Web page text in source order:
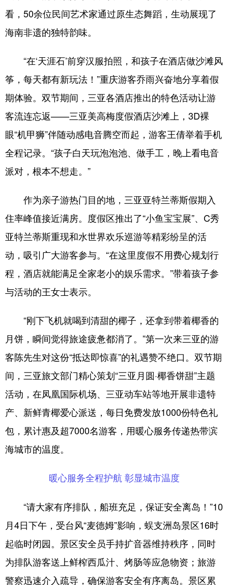
看，50余位民间艺术家通过原生态舞蹈，生动展现了
海南非遗的独特韵味。
“在‘天涯石’前穿汉服拍照，和孩子在酒店做沙滩风
筝，每天都有新玩法！”重庆游客乔雨兴奋地分享着假
期体验。双节期间，三亚各酒店推出的特色活动让游
客流连忘返——三亚美高梅度假酒店沙滩上，3D裸
眼“机甲狮”伴随动感电音腾空而起，游客王倩举着手机
全程记录。“孩子白天玩泡泡池、做手工，晚上看电音
派对，根本不想走。”
作为亲子游热门目的地，三亚亚特兰蒂斯假期入
住率峰值接近满房。度假区推出了“小鱼宝宝展”、C秀
亚特兰蒂斯重现和水世界欢乐巡游等精彩纷呈的活
动，吸引广大游客参与。“在这里度假不用费心规划行
程，酒店就能满足全家老小的娱乐需求。”带着孩子参
与活动的王女士表示。
“刚下飞机就喝到清甜的椰子，还拿到带着椰香的
月饼，瞬间觉得旅途疲惫都消了。”第一次来三亚的游
客陈先生对这份“抵达即惊喜”的礼遇赞不绝口。双节期
间，三亚旅文部门精心策划“三亚月圆·椰香饼甜”主题
活动，在凤凰国际机场、三亚动车站等地开展非遗特
产、新鲜青椰爱心派送，每日免费发放1000份特色礼
包，累计惠及超7000名游客，用暖心服务传递热带滨
海城市的温度。
暖心服务全程护航 彰显城市温度
“请大家有序排队，船班充足，保证安全离岛！”10
月4日下午，受台风“麦德姆”影响，蜈支洲岛景区16时
起临时闭园。景区安全员手持扩音器维持秩序，同时
为排队游客送上鲜榨西瓜汁、烤肠等应急物资；旅游
警察迅速介入疏导，确保游客安全有序离岛。景区累